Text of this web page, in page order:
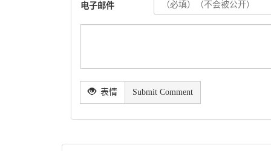
电子邮件
表情 Submit Comment